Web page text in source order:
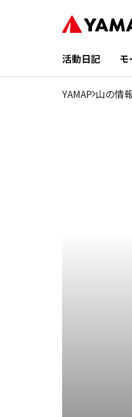
活動日記 モ
YAMAP 山の情